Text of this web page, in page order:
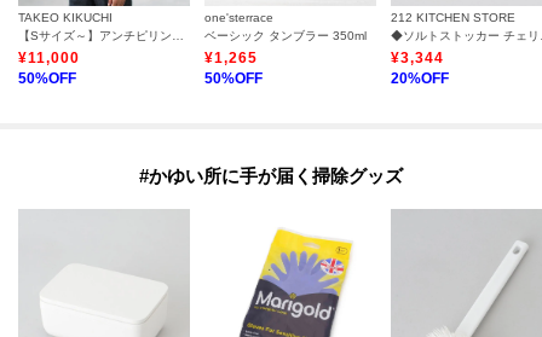
TAKEO KIKUCHI
【Sサイズ～】アンチピリング テーラードネック ニット
¥11,000
50%OFF
one'sterrace
ベーシック タンブラー 350ml
¥1,265
50%OFF
212 KITCHEN STORE
◆ソ
¥3,344
20%OFF
#かゆい所に手が届く掃除グッズ